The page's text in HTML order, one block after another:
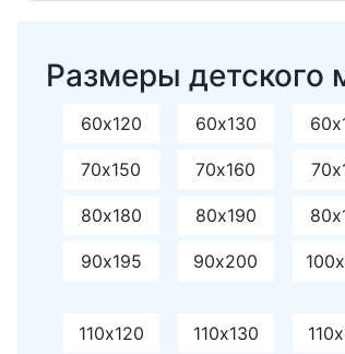
Размеры детского
60х120 60х130
70х150 70х160
80х180 80х190
90х195 90х200
110х120 110х130